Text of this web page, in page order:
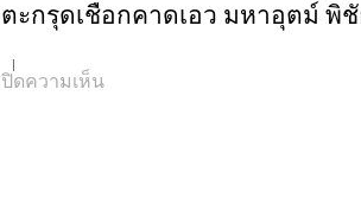
ตะกรุดเชือกคาดเอว มหาอุตม์ พิ
ปิดความเห็นบน